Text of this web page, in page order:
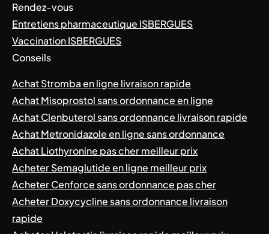
Rendez-vous
Entretiens pharmaceutique ISBERGUES
Vaccination ISBERGUES
Conseils
Achat Stromba en ligne livraison rapide
Achat Misoprostol sans ordonnance en ligne
Achat Clenbuterol sans ordonnance livraison rapide
Achat Metronidazole en ligne sans ordonnance
Achat Liothyronine pas cher meilleur prix
Acheter Semaglutide en ligne meilleur prix
Acheter Cenforce sans ordonnance pas cher
Acheter Doxycycline sans ordonnance livraison
rapide